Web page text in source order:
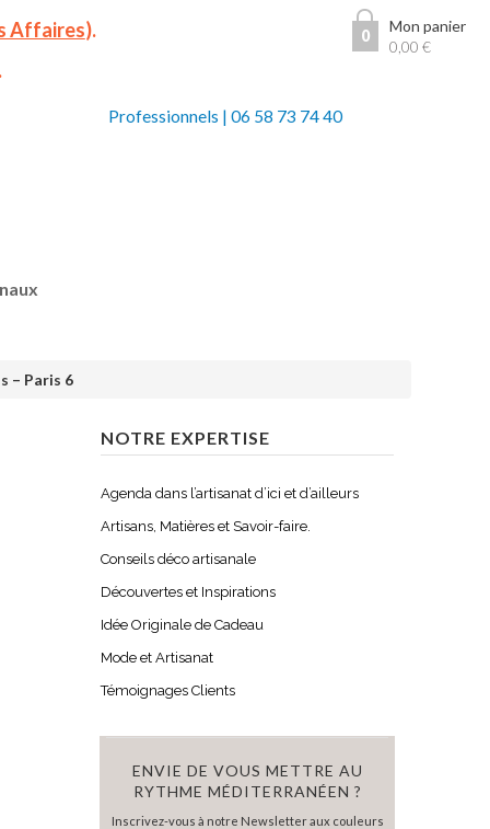
0
Mon panier
0,00€
Affaires).
Professionnels | 06 58 73 74 40
– Paris 6
NOTRE EXPERTISE
Agenda dans l’artisanat d’ici et d’ailleurs
Artisans, Matières et Savoir-faire.
Conseils déco artisanale
Découvertes et Inspirations
Idée Originale de Cadeau
Mode et Artisanat
Témoignages Clients
ENVIE DE VOUS METTRE AU
RYTHME MÉDITERRANÉEN ?
Inscrivez-vous à notre Newsletter aux couleurs